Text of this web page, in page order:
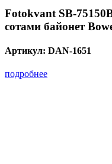
Fotokvant SB-
сотами байонет
Артикул: DAN-1651
подробнее